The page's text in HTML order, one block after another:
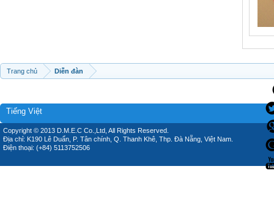
Trang chủ Diễn đàn
Tiếng Việt
Copyright © 2013 D.M.E.C Co.,Ltd, All Rights Reserved.
Địa chỉ: K190 Lê Duẩn, P. Tân chính, Q. Thanh Khê, Thp. Đà Nẵng, Việt Nam.
Điện thoại: (+84) 5113752506